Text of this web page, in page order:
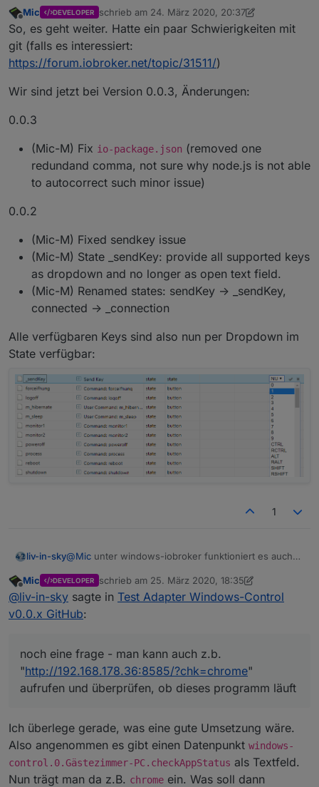
Mic DEVELOPER schrieb am 24. März 2020, 20:37
zuletzt editiert von Mic
So, es geht weiter. Hatte ein paar Schwierigkeiten mit
git (falls es interessiert:
https://forum.iobroker.net/topic/31511/)
Wir sind jetzt bei Version 0.0.3, Änderungen:
0.0.3
(Mic-M) Fix io-package.json (removed one
redundand comma, not sure why node.js is not able
to autocorrect such minor issue)
0.0.2
(Mic-M) Fixed sendkey issue
(Mic-M) State _sendKey: provide all supported keys
as dropdown and no longer as open text field.
(Mic-M) Renamed states: sendKey -> _sendKey,
connected -> _connection
Alle verfügbaren Keys sind also nun per Dropdown im
State verfügbar:
1
liv-in-sky@Mic unter windows-iobroker funktioniert es auch
noch eine frage - man kann auch z.b.
" http://192.168.178.36:8585/?chk=chrome" aufrufen
und überprüfen, ob dieses programm läuft
das ist nicht integriert ?
Offline
Mic DEVELOPER schrieb am 25. März 2020, 18:35
zuletzt editiert von Mic
@liv-in-sky sagte in Test Adapter Windows-Control
v0.0.x GitHub:
noch eine frage - man kann auch z.b.
"http://192.168.178.36:8585/?chk=chrome"
aufrufen und überprüfen, ob dieses programm läuft
Ich überlege gerade, was eine gute Umsetzung wäre.
Also angenommen es gibt einen Datenpunkt windows-
control.0.Gästezimmer-PC.checkAppStatus als Textfeld.
Nun trägt man da z.B. chrome ein. Was soll dann